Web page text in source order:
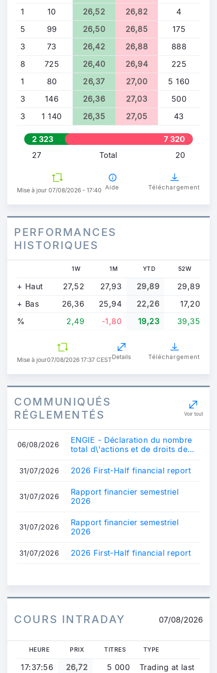
1 10 26,52 26,82
4
5
99 26,50 26,85
175
3
73 26,42 26,88
888
8
725 26,40 26,94
225
1
80 26,37 27,00
5 160
3
146 26,36 27,03
500
3
1 140 26,35 27,05 43
2 323
7 320
27
Total 20
Mise à jour 07/08/2026 - 17:40 Aide Téléchargement
PERFORMANCES
HISTORIQUES
1W 1M YTD 52W
+ Haut 27,52 27,93 29,89
29,89
+ Bas
26,36 25,94 22,26
17,20
%
2,49 -1,80 19,23 39,35
Mise à jour07/08/2026 17:37 CESTDetails Téléchargement
COMMUNIQUÉS
RÉGLEMENTÉS
Voir tout
06/08/2026
ENGIE - Déclaration du nombre
total d\'actions et de droits de
31/07/2026 2026 First-Half financial report
31/07/2026
Rapport financier semestriel
2026
31/07/2026
Rapport financier semestriel
2026
31/07/2026 2026 First-Half financial report
COURS INTRADAY 07/08/2026
HEURE PRIX TITRES TYPE
17:37:56 26,72 5 000
Trading at last